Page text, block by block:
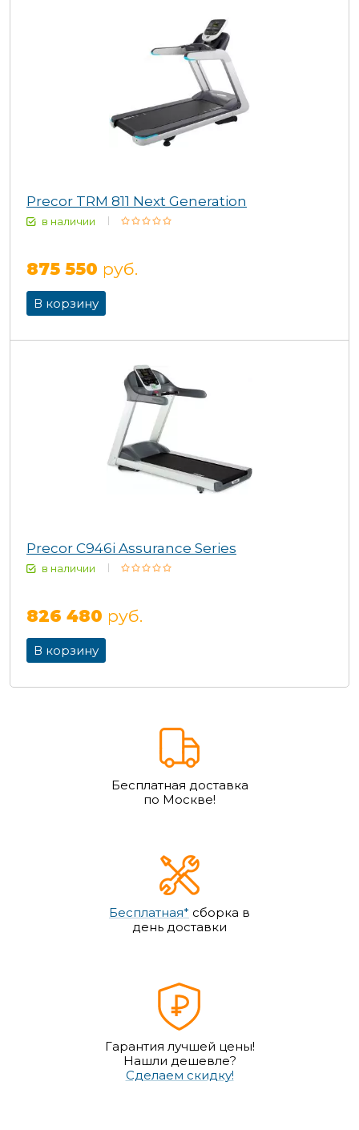
Precor TRM 811 Next Generation
в наличии
875 550 руб.
В корзину
Precor C946i Assurance Series
в наличии
826 480 руб.
В корзину
Бесплатная доставка
по Москве!
Бесплатная* сборка в
день доставки
Гарантия лучшей цены!
Нашли дешевле?
Сделаем скидку!